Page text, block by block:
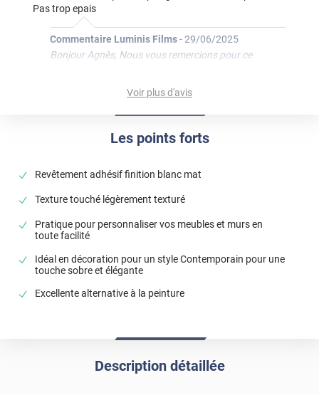
Les points forts
Revêtement adhésif finition blanc mat
Texture touché légèrement texturé
Pratique pour personnaliser vos meubles et murs en
toute facilité
Idéal en décoration pour un style Contemporain pour une
touche sobre et élégante
Excellente alternative à la peinture
Pas trop epais
Commentaire Luminis Films-29/06/2025
Bonjour Agnès, Nous vous remercions pour ce
texture confirme que le produit a su répondre à vos
attentes. Bonne journée, L'équipe Luminis Films
*****
Il y a 773 jours
Comme il est epais il se colle sans problème et le noir ne se
nettoyer
*****
Il y a 916 jours
Pose facile, bon rendu
*****
Il y a 987 jours
Commentaire Luminis Films-23/11/2023
Bonjour, Merci pour votre évaluation positive ! Nous
Voir plus d'avis
Description détaillée